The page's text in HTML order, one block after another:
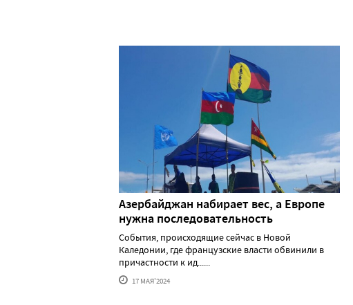
Азербайджан набирает вес, а Европе
нужна последовательность
События, происходящие сейчас в Новой
Каледонии, где французские власти обвинили в
причастности к ид......
17 МАЯ'2024